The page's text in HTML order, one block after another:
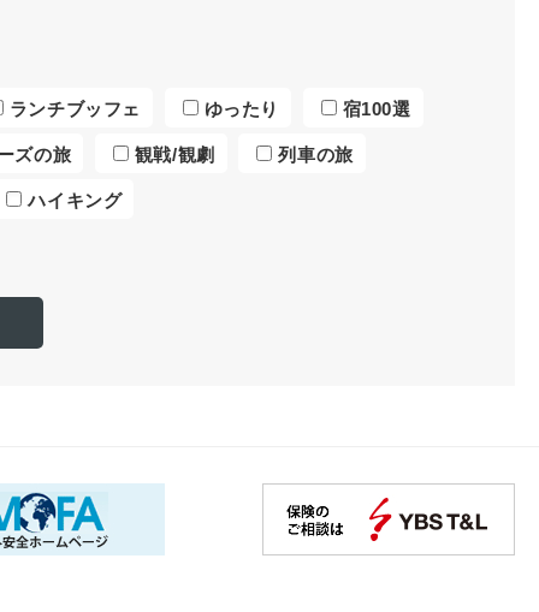
ランチブッフェ ゆったり 宿100選
ズの旅 観戦/観劇 列車の旅
ハイキング